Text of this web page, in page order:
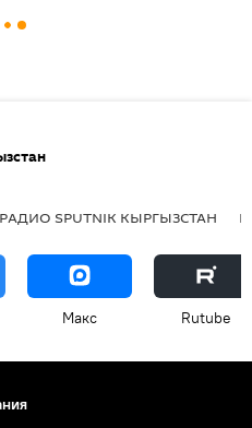
РАДИО SPUTNIK КЫРГЫЗСТАН
Макс Rutube